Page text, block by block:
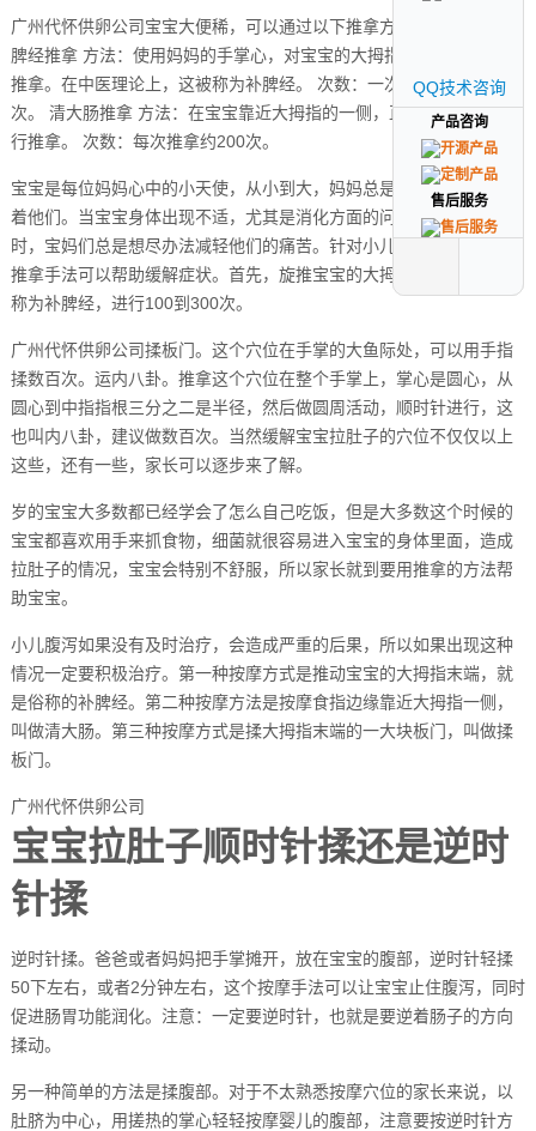
广州代怀供卵公司宝宝大便稀，可以通过以下推拿方法进行缓解： 补
脾经推拿 方法：使用妈妈的手掌心，对宝宝的大拇指末端的纹理进行
推拿。在中医理论上，这被称为补脾经。 次数：一次推拿100~300
次。 清大肠推拿 方法：在宝宝靠近大拇指的一侧，直到虎口的部位进
行推拿。 次数：每次推拿约200次。
宝宝是每位妈妈心中的小天使，从小到大，妈妈总是无微不至地照顾
着他们。当宝宝身体出现不适，尤其是消化方面的问题，如拉肚子
时，宝妈们总是想尽办法减轻他们的痛苦。针对小儿拉肚子，有一些
推拿手法可以帮助缓解症状。首先，旋推宝宝的大拇指末节罗纹面，
称为补脾经，进行100到300次。
广州代怀供卵公司揉板门。这个穴位在手掌的大鱼际处，可以用手指
揉数百次。运内八卦。推拿这个穴位在整个手掌上，掌心是圆心，从
圆心到中指指根三分之二是半径，然后做圆周活动，顺时针进行，这
也叫内八卦，建议做数百次。当然缓解宝宝拉肚子的穴位不仅仅以上
这些，还有一些，家长可以逐步来了解。
岁的宝宝大多数都已经学会了怎么自己吃饭，但是大多数这个时候的
宝宝都喜欢用手来抓食物，细菌就很容易进入宝宝的身体里面，造成
拉肚子的情况，宝宝会特别不舒服，所以家长就到要用推拿的方法帮
助宝宝。
小儿腹泻如果没有及时治疗，会造成严重的后果，所以如果出现这种
情况一定要积极治疗。第一种按摩方式是推动宝宝的大拇指末端，就
是俗称的补脾经。第二种按摩方法是按摩食指边缘靠近大拇指一侧，
叫做清大肠。第三种按摩方式是揉大拇指末端的一大块板门，叫做揉
板门。
广州代怀供卵公司
宝宝拉肚子顺时针揉还是逆时
针揉
逆时针揉。爸爸或者妈妈把手掌摊开，放在宝宝的腹部，逆时针轻揉
50下左右，或者2分钟左右，这个按摩手法可以让宝宝止住腹泻，同时
促进肠胃功能润化。注意：一定要逆时针，也就是要逆着肠子的方向
揉动。
另一种简单的方法是揉腹部。对于不太熟悉按摩穴位的家长来说，以
肚脐为中心，用搓热的掌心轻轻按摩婴儿的腹部，注意要按逆时针方
QQ技术咨询
产品咨询
售后服务
QQ技术咨询
产品咨询
售后服务